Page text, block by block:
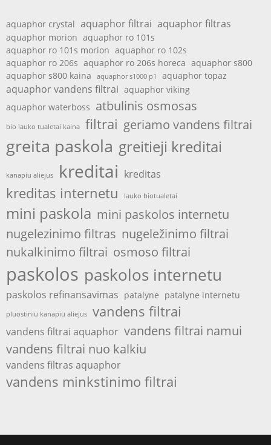
aquaphor crystal aquaphor filtrai aquaphor filtras
aquaphor morion aquaphor ro 101s
aquaphor ro 101s morion aquaphor ro 102s
aquaphor ro 206s aquaphor ro 206s horeca aquaphor s800
aquaphor s800 kaina
aquaphor s1000 p1 aquaphor topaz
aquaphor vandens filtrai aquaphor viking
aquaphor waterboss atbulinis osmosas
bio lauko tualetai kaina filtrai geriamo vandens filtrai
greita paskola greitieji kreditai
kanapiu aliejus kreditai kreditas
kreditas internetu lauko biotualetai
mini paskola mini paskolos internetu
nugelezinimo filtras nugeležinimo filtrai
nukalkinimo filtrai osmoso filtrai
paskolos paskolos internetu
paskolos refinansavimas patalyne patalyne internetu
pluostiniu kanapiu aliejus vandens filtrai
vandens filtrai aquaphor vandens filtrai namui
vandens filtrai nuo kalkiu
vandens filtras aquaphor
vandens minkstinimo filtrai